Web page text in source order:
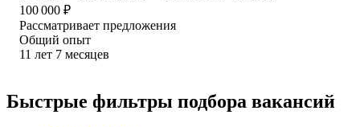
100 000 ₽
Рассматривает предложения
Общий опыт
11 лет 7 месяцев
Быстрые фильтры подбора вакансий